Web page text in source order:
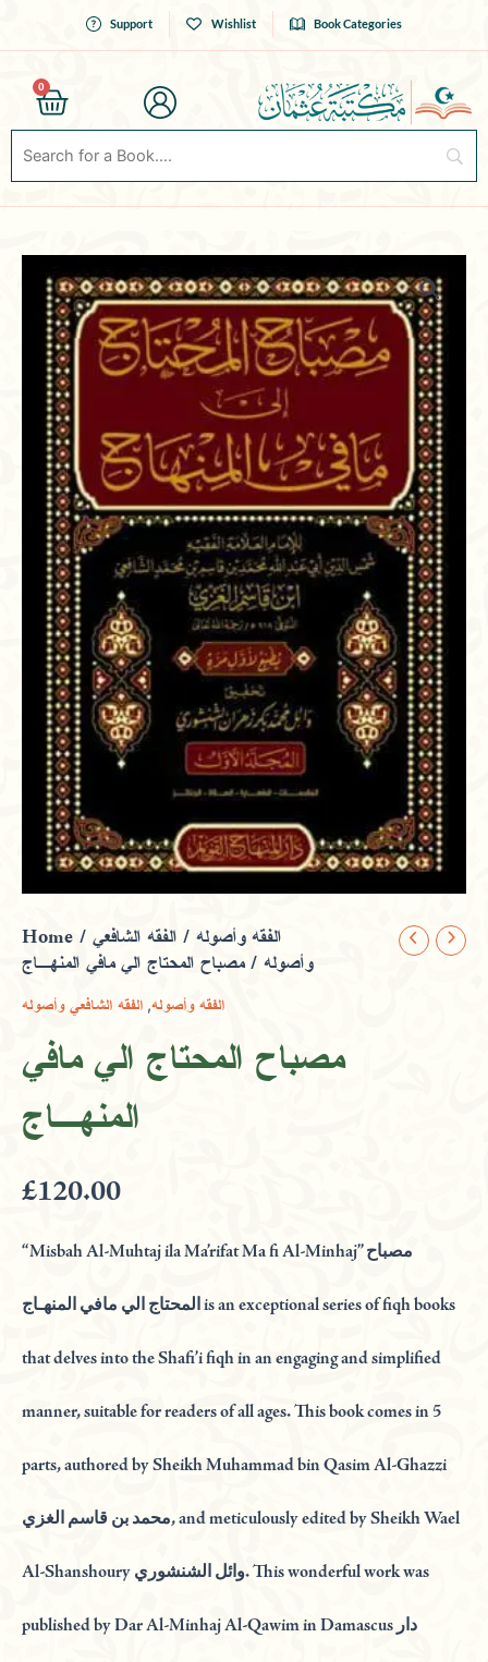
Support Wishlist Book Categories
0
Cart
Home / الفقه وأصوله / الفقه الشافعي
وأصوله / مصباح المحتاج الي مافي المنهـاج
الفقه وأصوله, الفقه الشافعي وأصوله
مصباح المحتاج الي مافي
المنهـاج
£120.00
“Misbah Al-Muhtaj ila Ma’rifat Ma fi Al-Minhaj” مصباح
المحتاج الي مافي المنهـاج is an exceptional series of fiqh books
that delves into the Shafi’i fiqh in an engaging and simplified
manner, suitable for readers of all ages. This book comes in 5
parts, authored by Sheikh Muhammad bin Qasim Al-Ghazzi
محمد بن قاسم الغزي, and meticulously edited by Sheikh Wael
Al-Shanshoury وائل الشنشوري. This wonderful work was
published by Dar Al-Minhaj Al-Qawim in Damascus دار
مصباح
المحتاج
مافي
المنهـاج
quantity